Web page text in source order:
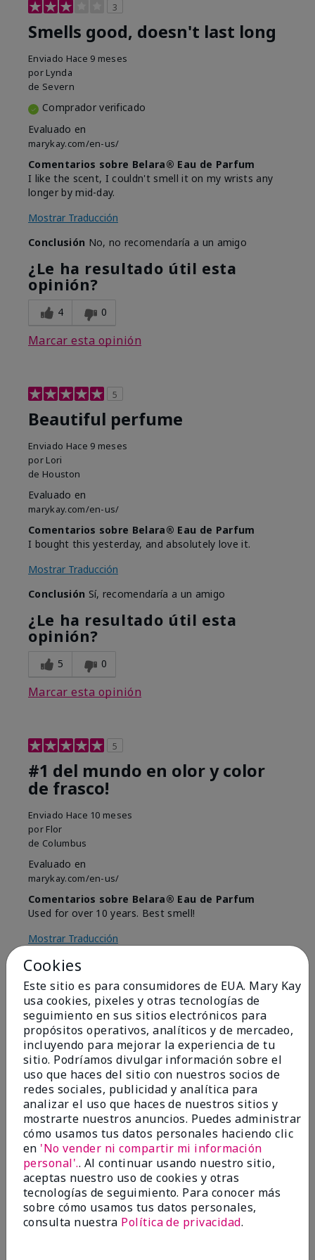
3
Smells good, doesn't last long
Enviado Hace 9 meses
por Lynda
de Severn
Comprador verificado
Evaluado en
marykay.com/en-us/
Comentarios sobre Belara® Eau de Parfum
I like the scent, I couldn't smell it on my wrists any
longer by mid-day.
Mostrar Traducción
Conclusión No, no recomendaría a un amigo
¿Le ha resultado útil esta
opinión?
4 0
Marcar esta opinión
5
Beautiful perfume
Enviado Hace 9 meses
por Lori
de Houston
Evaluado en
marykay.com/en-us/
Comentarios sobre Belara® Eau de Parfum
I bought this yesterday, and absolutely love it.
Mostrar Traducción
Conclusión Sí, recomendaría a un amigo
¿Le ha resultado útil esta
opinión?
5 0
Marcar esta opinión
5
#1 del mundo en olor y color
de frasco!
Enviado Hace 10 meses
por Flor
de Columbus
Evaluado en
marykay.com/en-us/
Comentarios sobre Belara® Eau de Parfum
Used for over 10 years. Best smell!
Mostrar Traducción
Conclusión
¿Le ha resultado útil esta
opinión?
4 0
Marcar esta opinión
5
Kristen
EnviadoHace 10 meses
por Jennifer
de MECHANCSBRG
Comprador verificado
Cookies
Este sitio es para consumidores de EUA. Mary Kay
usa cookies, pixeles y otras tecnologías de
seguimiento en sus sitios electrónicos para
propósitos operativos, analíticos y de mercadeo,
incluyendo para mejorar la experiencia de tu
sitio. Podríamos divulgar información sobre el
uso que haces del sitio con nuestros socios de
redes sociales, publicidad y analítica para
analizar el uso que haces de nuestros sitios y
mostrarte nuestros anuncios. Puedes administrar
cómo usamos tus datos personales haciendo clic
en 'No vender ni compartir mi información
personal'.. Al continuar usando nuestro sitio,
aceptas nuestro uso de cookies y otras
tecnologías de seguimiento. Para conocer más
sobre cómo usamos tus datos personales,
consulta nuestra Política de privacidad.